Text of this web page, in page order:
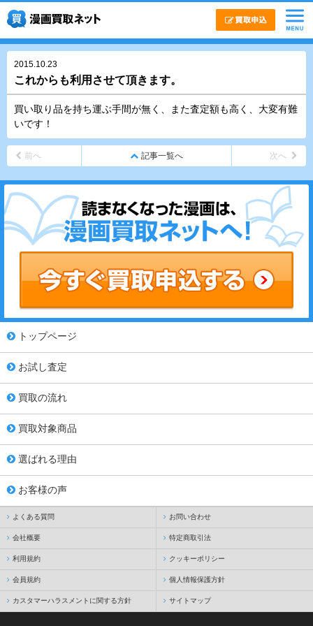
2015.10.23
これからも利用させて頂きます。
買い取り品を持ち運ぶ手間が無く、また査定額も高く、大変有難
いです！
前へ 記事一覧へ 次へ
トップページ
お試し査定
買取の流れ
買取対象商品
選ばれる理由
お客様の声
よくある質問 お問い合わせ
会社概要 特定商取引法
利用規約 クッキーポリシー
会員規約 個人情報保護方針
カスタマーハラスメントに関する方針 サイトマップ